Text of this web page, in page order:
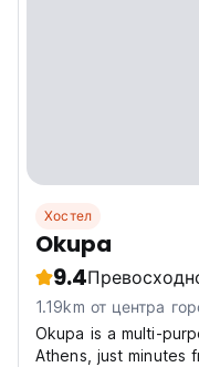
Хостел
Okupa
9.4
1.19km от центра
Okupa is a multi-
Athens, just minutes